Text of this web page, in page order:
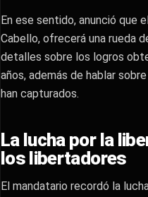
En ese sentido, anunció que
Cabello, ofrecerá una rueda
detalles sobre los logros
años, además de hablar
han capturados.
La lucha por la
los libertadores
El mandatario recordó la